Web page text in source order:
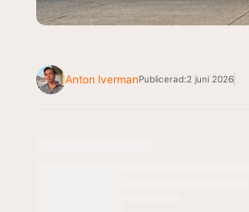
Anton IvermanPublicerad:2 juni 2026